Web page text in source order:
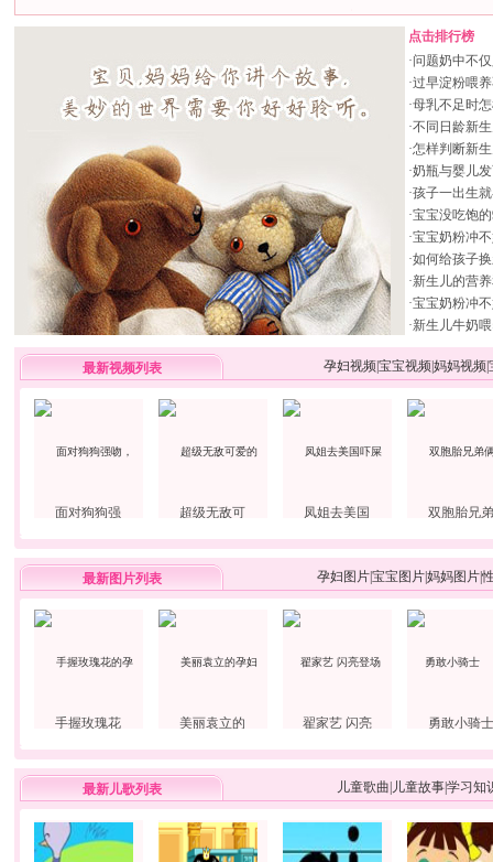
点击排行榜
·问题奶中不
·过早淀粉喂
·母乳不足时
·不同日龄新
·怎样判断新
·奶瓶与婴儿
·孩子一出生
·宝宝没吃饱
·宝宝奶粉冲
·如何给孩子
·新生儿的营
·宝宝奶粉冲
·新生儿牛奶
最新视频列表 孕妇视频宝宝视频妈妈视频
面对狗狗强 超级无敌可 凤姐去美国 双胞胎兄弟
最新图片列表 孕妇图片宝宝图片妈妈图片
手握玫瑰花 美丽袁立的 翟家艺 闪亮 勇敢小骑士
最新儿歌列表 儿童歌曲 儿童故事学习知